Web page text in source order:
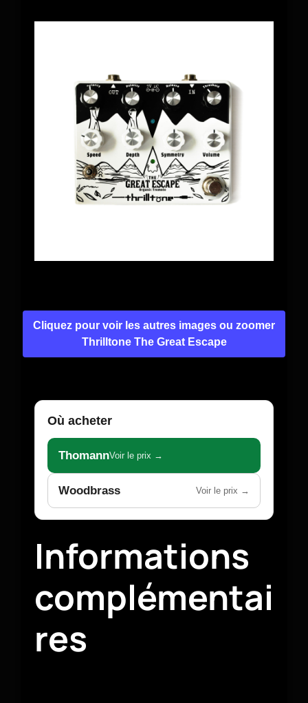
Cliquez pour voir les autres images ou zoomer
Thrilltone The Great Escape
Où acheter
ThomannVoir le prix →
Woodbrass Voir le prix →
Informations
complémentai
res